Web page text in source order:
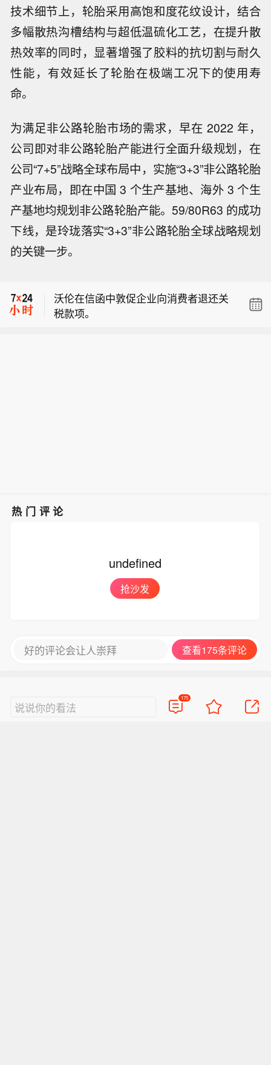
技术细节上，轮胎采用高饱和度花纹设计，结合
多幅散热沟槽结构与超低温硫化工艺，在提升散
热效率的同时，显著增强了胶料的抗切割与耐久
性能，有效延长了轮胎在极端工况下的使用寿
命。
为满足非公路轮胎市场的需求，早在 2022 年，
公司即对非公路轮胎产能进行全面升级规划，在
公司“7+5”战略全球布局中，实施“3+3”非公路轮胎
产业布局，即在中国 3 个生产基地、海外 3 个生
产基地均规划非公路轮胎产能。59/80R63 的成功
下线，是玲珑落实“3+3”非公路轮胎全球战略规划
的关键一步。
苹果、亚马逊、耐克遭沃伦参议员就关
税退款事宜问询。
沃伦在信函中敦促企业向消费者退还关
税款项。
热门评论
undefined
抢沙发
好的评论会让人崇拜 查看175条评论
说说你的看法
175